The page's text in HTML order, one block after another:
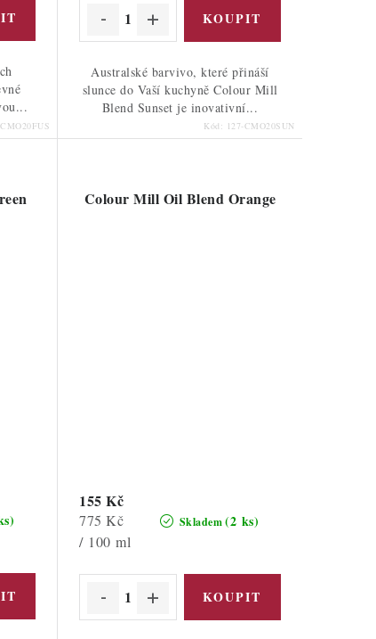
Australské barvivo, které přináší
slunce do Vaší kuchyně Colour Mill
Blend Sunset je inovativní...
Kód: 127-CMO20SUN
Colour Mill Oil Blend Orange
Skladem (2 ks)
155 Kč
Měrná
cena:
775 Kč
/ 100 ml